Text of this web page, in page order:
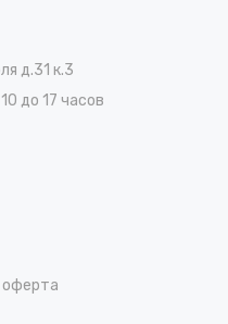
д.31 к.3
до 17 часов
оферта